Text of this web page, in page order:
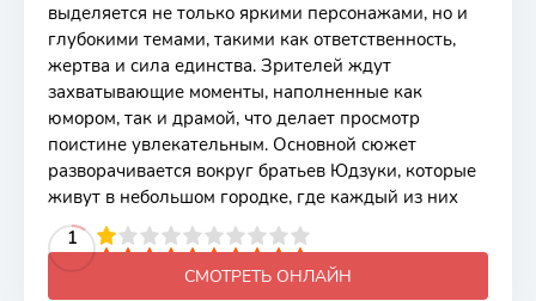
выделяется не только яркими персонажами, но и
глубокими темами, такими как ответственность,
жертва и сила единства. Зрителей ждут
захватывающие моменты, наполненные как
юмором, так и драмой, что делает просмотр
поистине увлекательным. Основной сюжет
разворачивается вокруг братьев Юдзуки, которые
живут в небольшом городке, где каждый из них
1
4 5 6 7 8 9 10
СМОТРЕТЬ ОНЛАЙН